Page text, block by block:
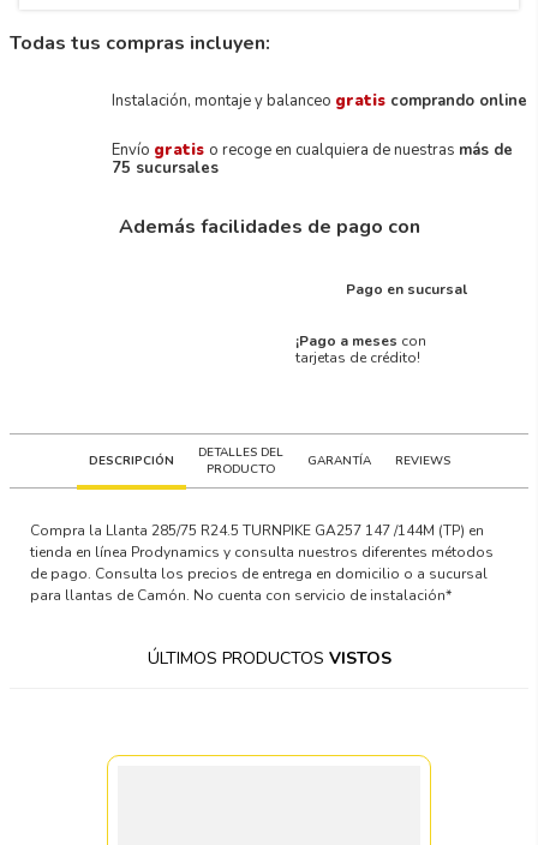
Todas tus compras incluyen:
Instalación, montaje y balanceo gratis comprando online
Envío gratis o recoge en cualquiera de nuestras más de
75 sucursales
Además facilidades de pago con
Pago en sucursal
¡Pago a meses con
tarjetas de crédito!
DESCRIPCIÓN
DETALLES DEL
PRODUCTO
GARANTÍA REVIEWS
Compra la Llanta 285/75 R24.5 TURNPIKE GA257 147 /144M (TP) en
tienda en línea Prodynamics y consulta nuestros diferentes métodos
de pago. Consulta los precios de entrega en domicilio o a sucursal
para llantas de Camón. No cuenta con servicio de instalación*
ÚLTIMOS PRODUCTOS VISTOS